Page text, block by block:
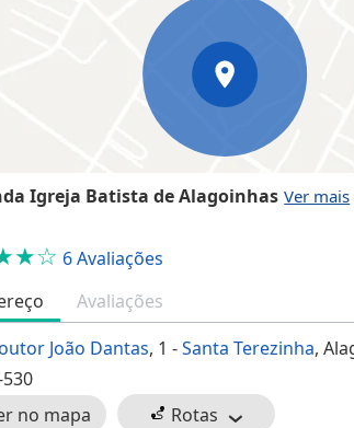
Igreja Batista de Alagoinhas
6 Avaliações
Avaliações
João Dantas, 1 -Santa Terezinha,
no mapa
Rotas